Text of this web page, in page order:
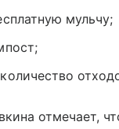
мульчу;
отмечает,